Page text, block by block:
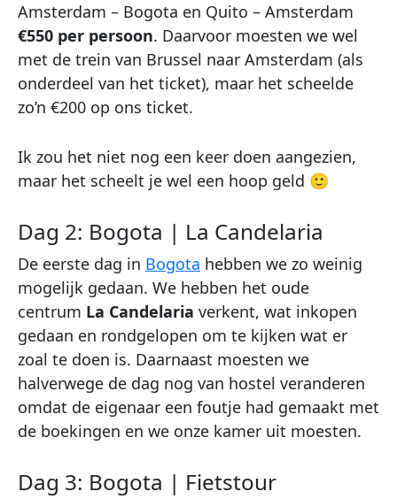
Amsterdam – Bogota en Quito – Amsterdam
€550 per persoon. Daarvoor moesten we wel
met de trein van Brussel naar Amsterdam (als
onderdeel van het ticket), maar het scheelde
zo’n €200 op ons ticket.
Ik zou het niet nog een keer doen aangezien,
maar het scheelt je wel een hoop geld 🙂
Dag 2: Bogota | La Candelaria
De eerste dag in Bogota hebben we zo weinig
mogelijk gedaan. We hebben het oude
centrum La Candelaria verkent, wat inkopen
gedaan en rondgelopen om te kijken wat er
zoal te doen is. Daarnaast moesten we
halverwege de dag nog van hostel veranderen
omdat de eigenaar een foutje had gemaakt met
de boekingen en we onze kamer uit moesten.
Dag 3: Bogota | Fietstour